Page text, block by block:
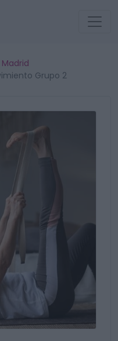
Madrid
Grupo 2